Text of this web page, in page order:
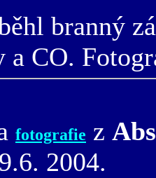
branný
a CO.
fotografie z
2004.